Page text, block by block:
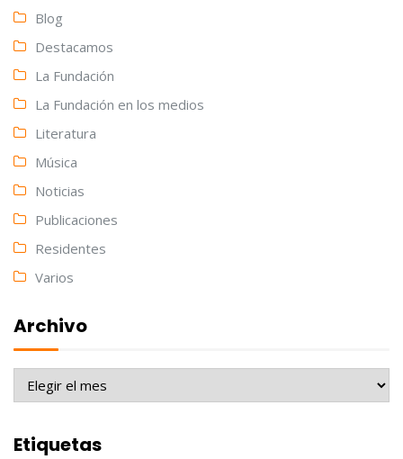
Blog
Destacamos
La Fundación
La Fundación en los medios
Literatura
Música
Noticias
Publicaciones
Residentes
Varios
Archivo
Archivo
Etiquetas